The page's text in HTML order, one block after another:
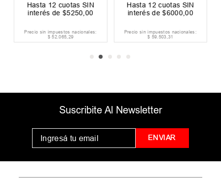
Hasta 12 cuotas SIN
interés de $5250 00
Precio sin impuestos nacionales:
$ 52.065,29
Hasta 12 cuotas SIN
interés de$6000 ,00
Precio sin impuestos nacionales:
$ 59.503,31
Suscribite Al Newsletter
ENVIAR